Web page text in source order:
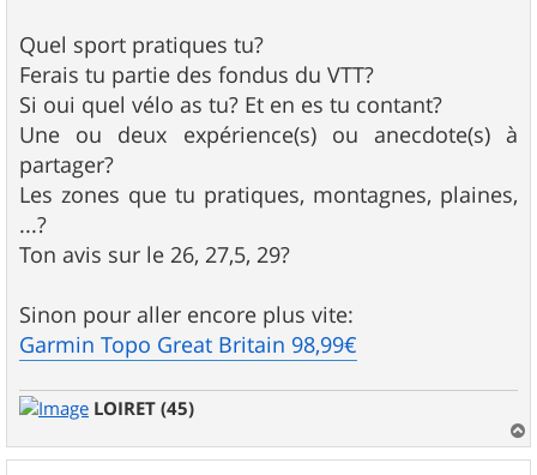
Quel sport pratiques tu?
Ferais tu partie des fondus du VTT?
Si oui quel vélo as tu? Et en es tu contant?
Une ou deux expérience(s) ou anecdote(s) à
partager?
Les zones que tu pratiques, montagnes, plaines,
...?
Ton avis sur le 26, 27,5, 29?
Sinon pour aller encore plus vite:
Garmin Topo Great Britain 98,99€
LOIRET (45)
a